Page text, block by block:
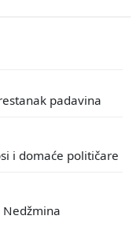
padavina
i domaće političare
Nedžmina